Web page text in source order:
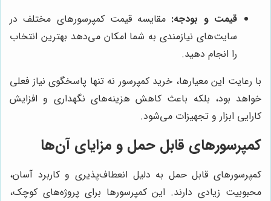
قیمت و بودجه: مقایسه قیمت کمپرسورهای مختلف در
سایت‌های نیازمندی به شما امکان می‌دهد بهترین انتخاب
را انجام دهید.
با رعایت این معیارها، خرید کمپرسور نه تنها پاسخگوی نیاز فعلی
خواهد بود، بلکه باعث کاهش هزینه‌های نگهداری و افزایش
کارایی ابزار و تجهیزات می‌شود.
کمپرسورهای قابل حمل و مزایای آن‌ها
کمپرسورهای قابل حمل به دلیل انعطاف‌پذیری و کاربرد آسان،
محبوبیت زیادی دارند. این کمپرسورها برای پروژه‌های کوچک،